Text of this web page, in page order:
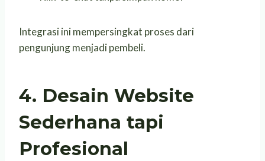
Integrasi ini mempersingkat proses dari
pengunjung menjadi pembeli.
4. Desain Website
Sederhana tapi
Profesional